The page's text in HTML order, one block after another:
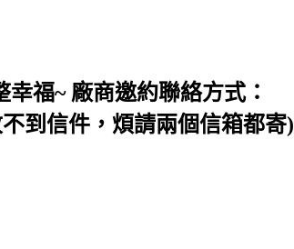
福~ 廠商邀約聯絡方式：
不到信件，煩請兩個信箱都寄)